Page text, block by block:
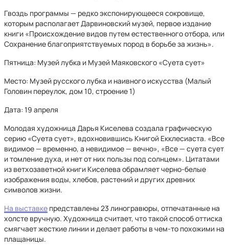
Гвоздь программы — редко экспонирующееся сокровище,
которым располагает Дарвиновский музей, первое издание
книги «Происхождение видов путем естественного отбора, или
Сохранение благоприятствуемых пород в борьбе за жизнь».
Пятница: Музей лубка и Музей Маяковского «Суета сует»
Место: Музей русского лубка и наивного искусства (Малый
Головин переулок, дом 10, строение 1)
Дата: 19 апреля
Молодая художница Дарья Киселева создала графическую
серию «Суета сует», вдохновившись Книгой Екклесиаста. «Все
видимое — временно, а невидимое — вечно», «Все — суета сует
и томление духа, и нет от них пользы под солнцем». Цитатами
из ветхозаветной книги Киселева обрамляет черно-белые
изображения воды, хлебов, растений и других древних
символов жизни.
На выставке представлены 23 линогравюры, отпечатанные на
холсте вручную. Художница считает, что такой способ оттиска
смягчает жесткие линии и делает работы в чем-то похожими на
плащаницы.